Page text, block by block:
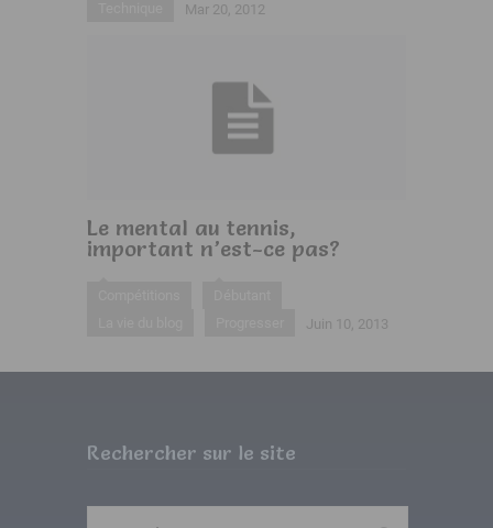
Mar 20, 2012
Le mental au tennis,
important n’est-ce pas?
Juin 10, 2013
Rechercher sur le site